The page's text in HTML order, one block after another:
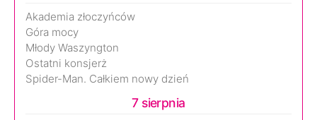
Akademia złoczyńców
Góra mocy
Młody Waszyngton
Ostatni konsjerż
Spider-Man. Całkiem nowy dzień
7 sierpnia